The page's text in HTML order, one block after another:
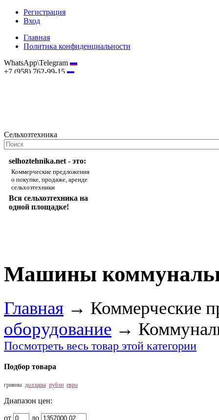
Регистрация
Вход
Главная
Политика конфиденциальности
WhatsApp\Telegram
+7 (958) 762-99-15
Сельхозтехника
selhoztehnika.net - это:
Коммерческие предложения
о покупке, продаже, аренде
сельхозтехники
Вся сельхозтехника на
одной площадке!
Машины
Главная → Коммерческие
оборудование →
Посмотреть весь товар этой категории
Подбор товара
гривны доллары рубли евро
Диапазон цен:
от
до